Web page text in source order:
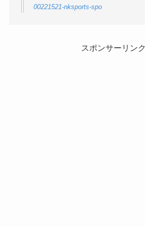
00221521-nksports-spo
スポンサーリンク